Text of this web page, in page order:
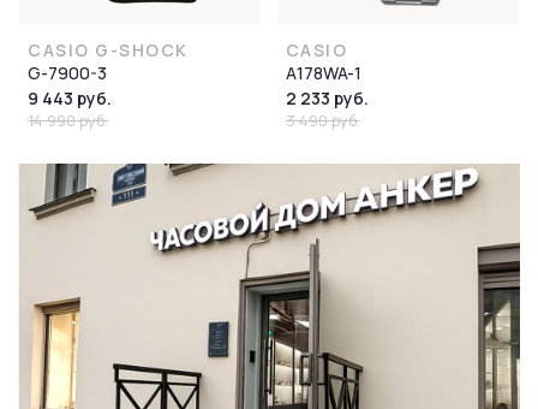
CASIO G-SHOCK
G-7900-3
9 443 руб.
14 990 руб.
CASIO
A178WA-1
2 233 руб.
3 490 руб.